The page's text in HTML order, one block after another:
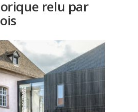
relu par